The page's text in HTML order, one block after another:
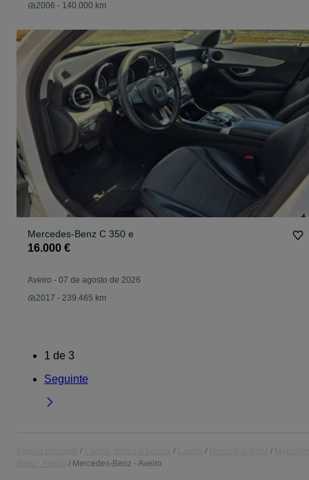
2006 - 140.000 km
Mercedes-Benz C 350 e
16.000 €
Aveiro - 07 de agosto de 2026
2017 - 239.465 km
1 de 3
Seguinte
Mercedes-Benz - Aveiro